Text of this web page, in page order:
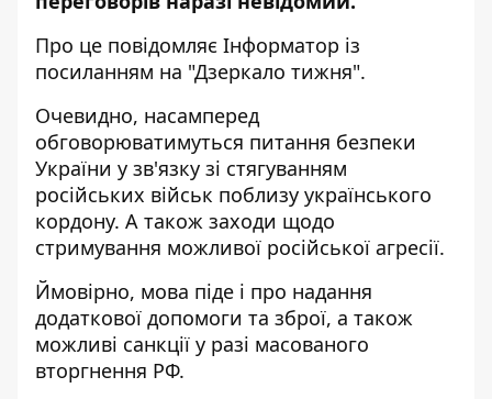
Про це повідомляє Інформатор із
посиланням на "Дзеркало тижня".
Очевидно, насамперед
обговорюватимуться питання безпеки
України у зв'язку зі стягуванням
російських військ поблизу українського
кордону. А також заходи щодо
стримування можливої ​​російської агресії.
Ймовірно, мова піде і про надання
додаткової допомоги та зброї, а також
можливі санкції у разі масованого
вторгнення РФ.